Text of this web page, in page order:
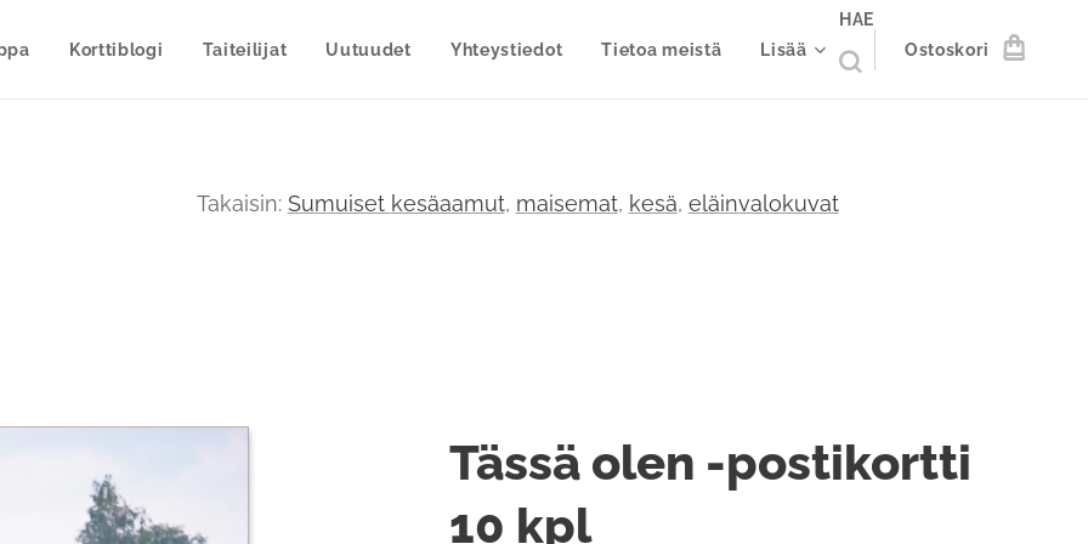
Korttiblogi Taiteilijat Uutuudet Yhteystiedot Tietoa meistä Lisää
HAE
Ostoskori
Takaisin: Sumuiset kesäaamut, maisemat, kesä, eläinvalokuvat
Tässä olen -postikortti
10 kpl